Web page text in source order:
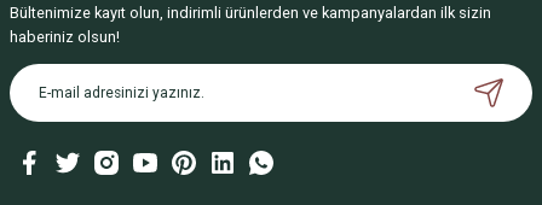
Ürün bilgilerinde hatalar bulunuyor.
Bu ürüne benzer farklı alternatifler olmalı.
Ürün mükemmel, gerçekten
çok memnun kaldık.
B... Ç... | 02/09/2024
Deneyimini Paylaş
Bültenimize kayıt olun, indirimli ürünlerden ve kampanyalardan ilk sizin
haberiniz olsun!